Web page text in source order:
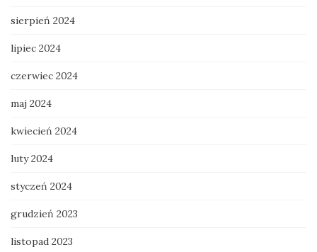
sierpień 2024
lipiec 2024
czerwiec 2024
maj 2024
kwiecień 2024
luty 2024
styczeń 2024
grudzień 2023
listopad 2023